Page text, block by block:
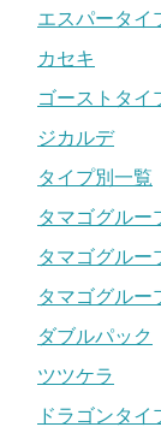
エスパータイ
カセキ
ゴーストタイ
ジカルデ
タイプ別一覧
タマゴグルー
タマゴグルー
タマゴグルー
ダブルパック
ツツケラ
ドラゴンタイ